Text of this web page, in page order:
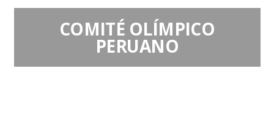
COMITÉ OLÍMPICO
PERUANO